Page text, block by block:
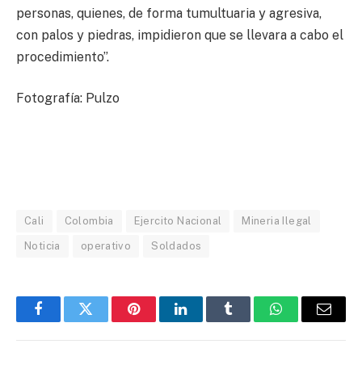
personas, quienes, de forma tumultuaria y agresiva,
con palos y piedras, impidieron que se llevara a cabo el
procedimiento”.
Fotografía: Pulzo
Cali Colombia Ejercito Nacional Mineria Ilegal
Noticia operativo Soldados
FacebookTwitter PinterestLinkedInTumblr WhatsAppEmail